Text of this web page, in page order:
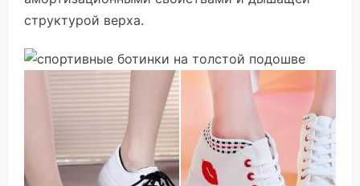
структурой верха.